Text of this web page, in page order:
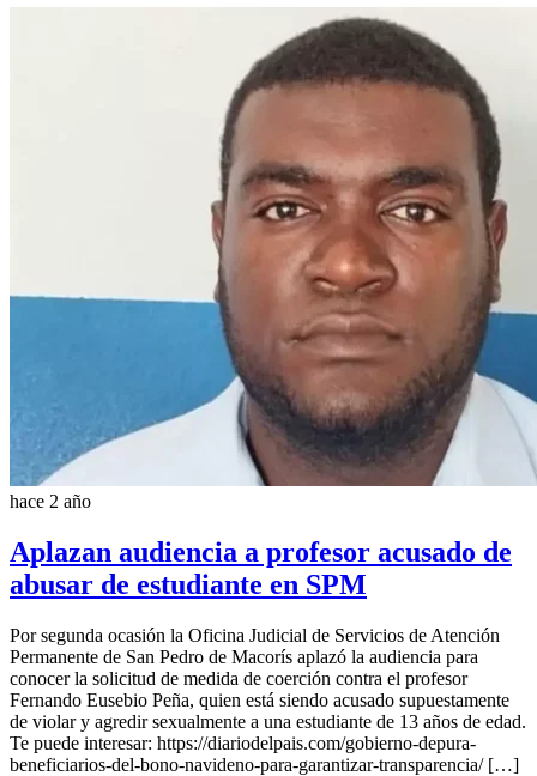
hace 2 año
Aplazan audiencia a profesor acusado de
abusar de estudiante en SPM
Por segunda ocasión la Oficina Judicial de Servicios de Atención
Permanente de San Pedro de Macorís aplazó la audiencia para
conocer la solicitud de medida de coerción contra el profesor
Fernando Eusebio Peña, quien está siendo acusado supuestamente
de violar y agredir sexualmente a una estudiante de 13 años de edad.
Te puede interesar: https://diariodelpais.com/gobierno-depura-
beneficiarios-del-bono-navideno-para-garantizar-transparencia/ […]